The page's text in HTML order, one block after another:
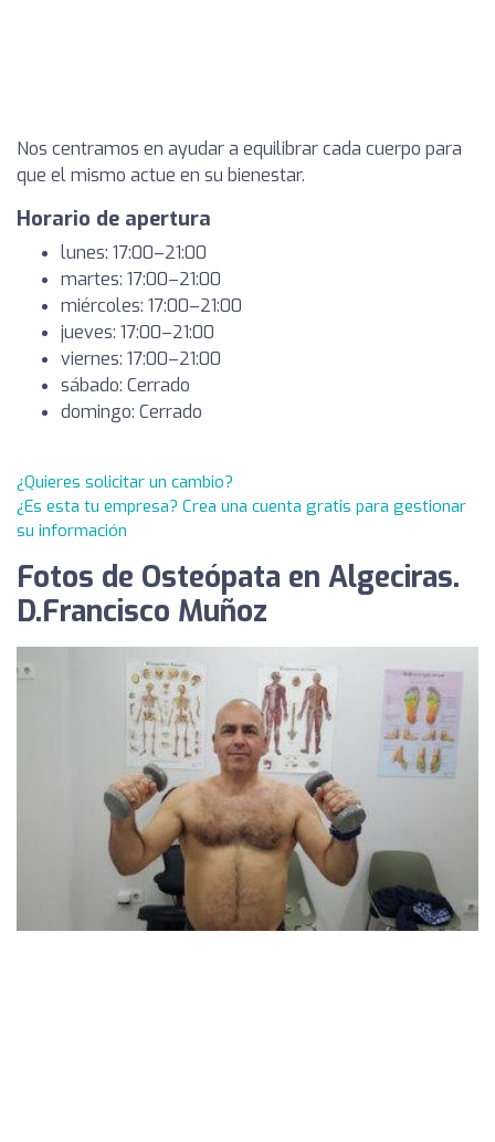
Nos centramos en ayudar a equilibrar cada cuerpo para
que el mismo actue en su bienestar.
Horario de apertura
lunes: 17:00–21:00
martes: 17:00–21:00
miércoles: 17:00–21:00
jueves: 17:00–21:00
viernes: 17:00–21:00
sábado: Cerrado
domingo: Cerrado
¿Quieres solicitar un cambio?
¿Es esta tu empresa? Crea una cuenta gratis para gestionar
su información
Fotos de Osteópata en Algeciras.
D.Francisco Muñoz